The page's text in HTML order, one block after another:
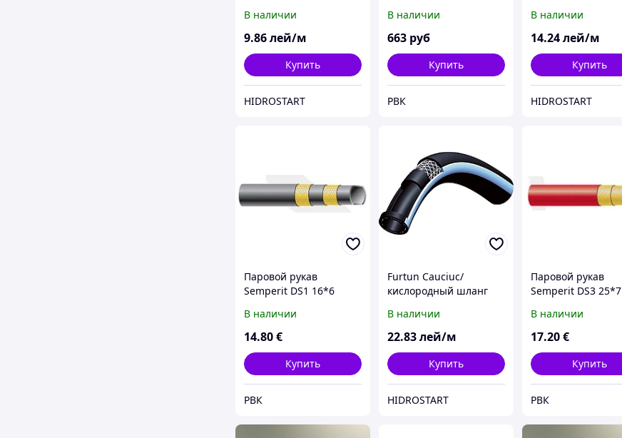
В наличии
9.86лей/м
Купить
HIDROSTART
В наличии
663 руб
Купить
РВК
В наличии
14.24лей/м
Купить
HIDROSTART
Паровой рукав
Semperit DS1 16*6
В наличии
14.80€
Купить
РВК
Furtun Cauciuc/
кислородный шланг
В наличии
22.83лей/м
Купить
HIDROSTART
Паровой рукав
Semperit DS3 25*7
В наличии
17.20€
Купить
РВК